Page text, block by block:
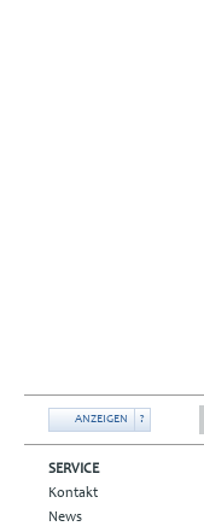
ANZEIGEN ?
SERVICE
Kontakt
News